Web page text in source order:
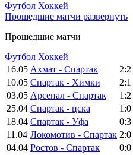
Футбол Хоккей
Прошедшие матчи развернуть
Прошедшие матчи
Футбол Хоккей
16.05 Ахмат - Спартак 2:2
10.05 Спартак - Химки 2:1
03.05 Арсенал - Спартак 1:2
25.04 Спартак - цска 1:0
18.04 Спартак - Уфа 0:3
11.04 Локомотив - Спартак 2:0
04.04 Ростов - Спартак 0:0